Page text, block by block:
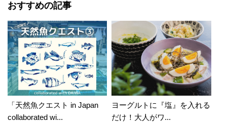
おすすめの記事
「天然魚クエスト in Japan
collaborated wi...
ヨーグルトに『塩』を入れる
だけ！大人がワ...